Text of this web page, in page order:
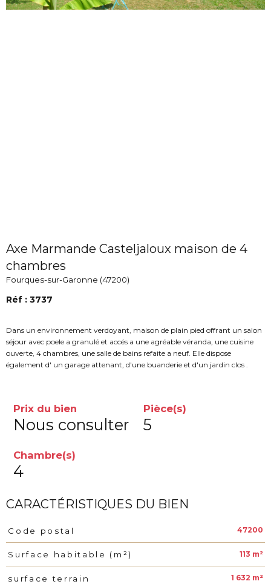
Axe Marmande Casteljaloux maison de 4
chambres
Fourques-sur-Garonne (47200)
Réf : 3737
Dans un environnement verdoyant, maison de plain pied offrant un salon
séjour avec poele a granulé et accés a une agréable véranda, une cuisine
ouverte, 4 chambres, une salle de bains refaite a neuf. Elle dispose
également d' un garage attenant, d'une buanderie et d'un jardin clos .
Prix du bien
Nous consulter
Pièce(s)
5
Chambre(s)
4
CARACTÉRISTIQUES DU BIEN
Caractéristiques Valeurs
Code postal 47200
Surface habitable (m²) 113 m²
surface terrain 1 632 m²